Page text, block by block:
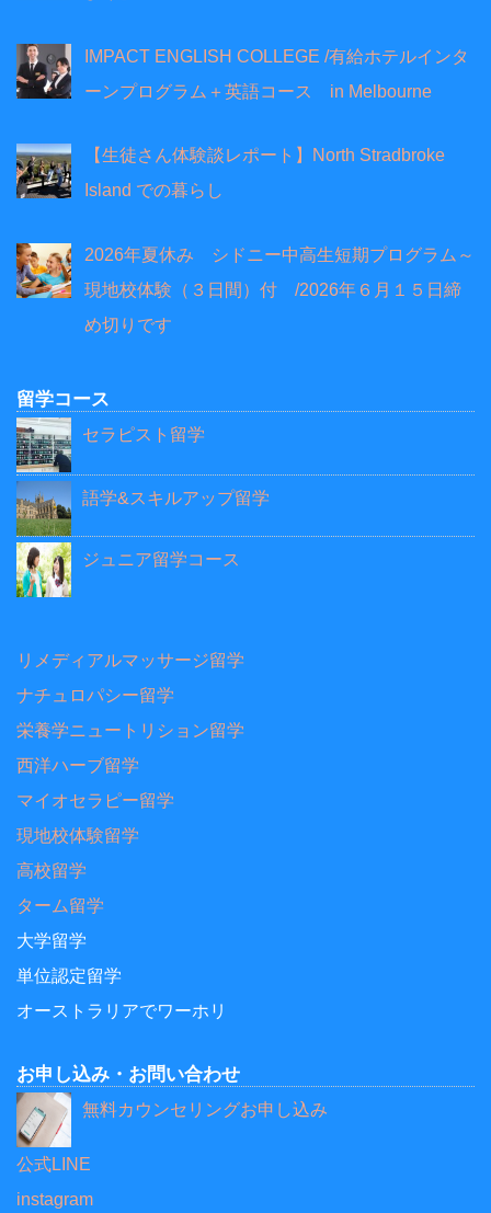
IMPACT ENGLISH COLLEGE /有給ホテルインタ
ーンプログラム＋英語コース in Melbourne
【生徒さん体験談レポート】North Stradbroke
Island での暮らし
2026年夏休み シドニー中高生短期プログラム～
現地校体験（３日間）付 /2026年６月１５日締
め切りです
留学コース
セラピスト留学
語学&スキルアップ留学
ジュニア留学コース
リメディアルマッサージ留学
ナチュロパシー留学
栄養学ニュートリション留学
西洋ハーブ留学
マイオセラピー留学
現地校体験留学
高校留学
ターム留学
大学留学
単位認定留学
オーストラリアでワーホリ
お申し込み・お問い合わせ
無料カウンセリングお申し込み
公式LINE
instagram